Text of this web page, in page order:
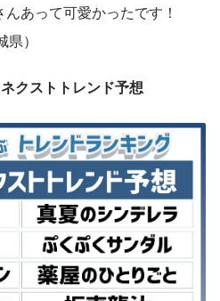
あって可愛かったです！
）
クストトレンド予想